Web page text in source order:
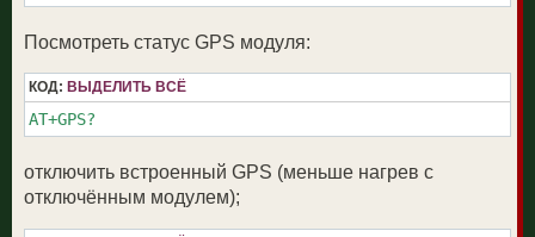
Посмотреть статус GPS модуля:
КОД: ВЫДЕЛИТЬ ВСЁ
AT+GPS?
отключить встроенный GPS (меньше нагрев с
отключённым модулем);